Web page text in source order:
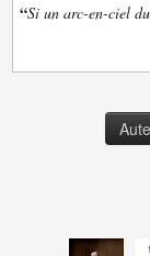
“Si un arc-en-ciel